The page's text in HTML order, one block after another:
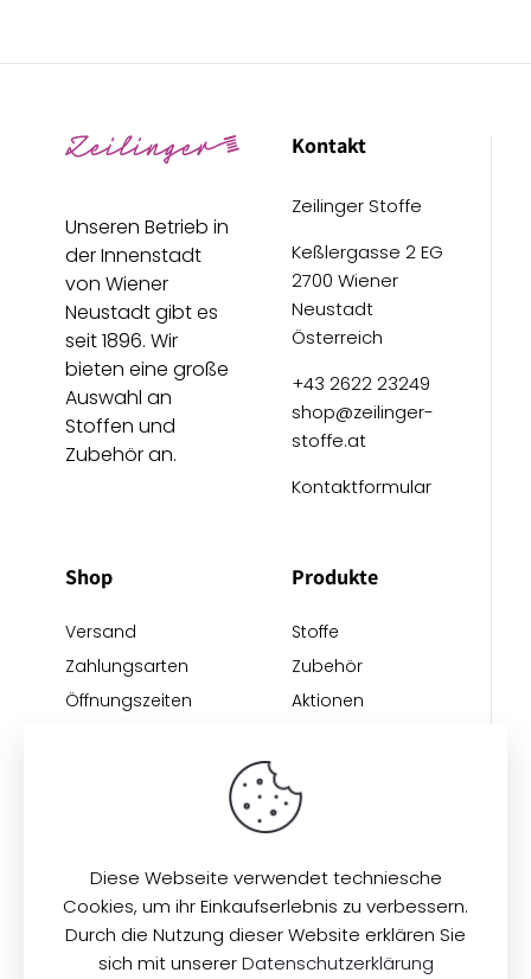
Unseren Betrieb in
der Innenstadt
von Wiener
Neustadt gibt es
seit 1896. Wir
bieten eine große
Auswahl an
Stoffen und
Zubehör an.
Kontakt
Zeilinger Stoffe
Keßlergasse 2 EG
2700 Wiener
Neustadt
Österreich
+43 2622 23249
shop@zeilinger-
stoffe.at
Kontaktformular
Shop
Versand
Zahlungsarten
Öffnungszeiten
Produkte
Stoffe
Zubehör
Aktionen
© 2026Zeilinger Stoffe. Alle Rechte
Diese Webseite verwendet techniesche
Cookies, um ihr Einkaufserlebnis zu verbessern.
Durch die Nutzung dieser Website erklären Sie
sich mit unsererDatenschutzerklärung